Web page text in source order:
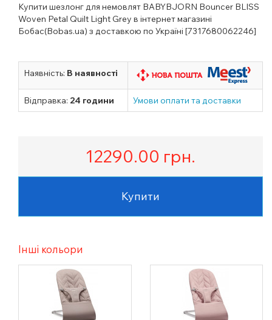
Купити шезлонг для немовлят BABYBJORN Bouncer BLISS
Woven Petal Quilt Light Grey в інтернет магазині
Бобас(Bobas.ua) з доставкою по Україні [7317680062246]
Наявність: В наявності
Відправка: 24 години Умови оплати та доставки
12290.00 грн.
Купити
Інші кольори